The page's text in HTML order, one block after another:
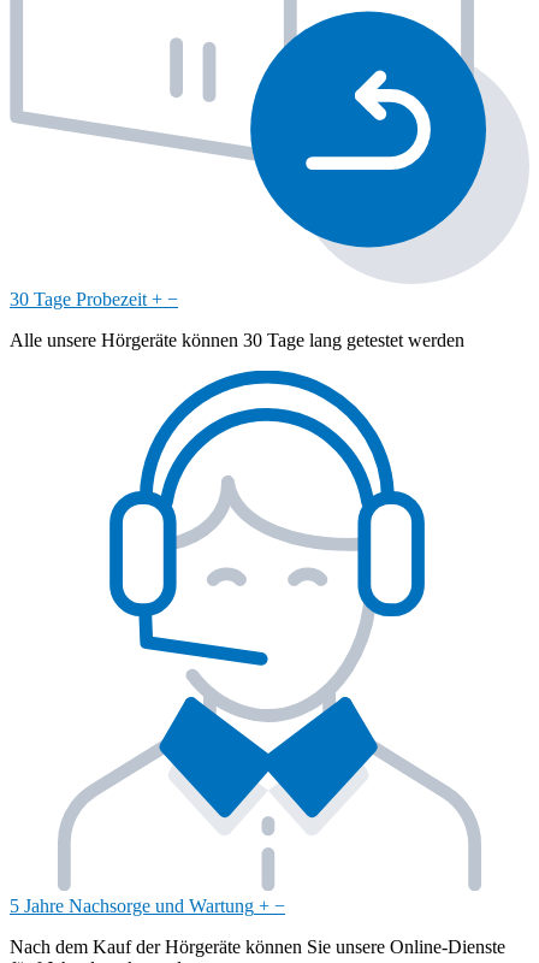
30 Tage Probezeit + −
Alle unsere Hörgeräte können 30 Tage lang getestet werden
5 Jahre Nachsorge und Wartung + −
Nach dem Kauf der Hörgeräte können Sie unsere Online-Dienste